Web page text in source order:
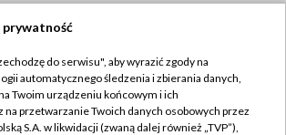
TVP
Regulamin TVP
prywatność
do serwisu", aby wyrazić zgody na
automatycznego śledzenia i zbierania danych,
Twoim urządzeniu końcowym i ich
przetwarzanie Twoich danych osobowych przez
S.A. w likwidacji (zwaną dalej również „TVP”),